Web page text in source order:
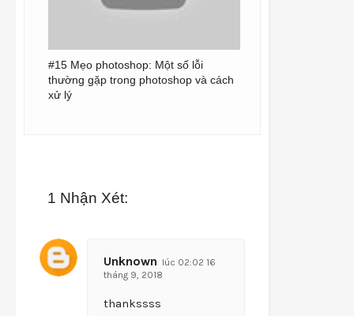
#15 Mẹo photoshop: Một số lỗi
thường gặp trong photoshop và cách
xử lý
1 Nhận Xét:
Unknown lúc 02:02 16
tháng 9, 2018
thankssss